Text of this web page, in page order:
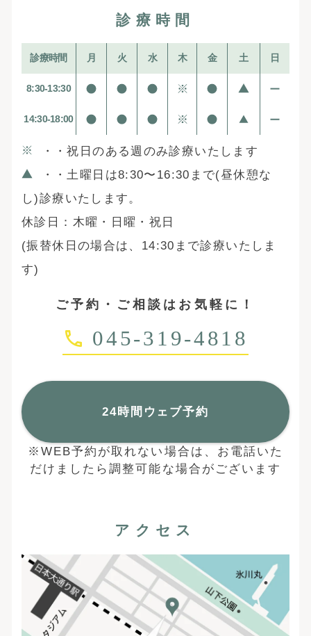
診療時間
診療時間 月 火 水 木 金 土 日
8:30-13:30
14:30-18:00
・・祝日のある週のみ診療いたします
・・土曜日は8:30〜16:30まで(昼休憩な
し)診療いたします。
休診日：木曜・日曜・祝日
(振替休日の場合は、14:30まで診療いたしま
す)
ご予約・ご相談はお気軽に！
045-319-4818
24時間ウェブ予約
※WEB予約が取れない場合は、お電話いた
だけましたら調整可能な場合がございます
アクセス